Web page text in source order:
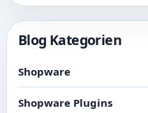
Blog Kategorien
Shopware
Shopware Plugins